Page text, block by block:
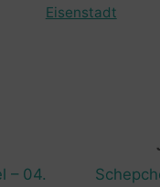
Eisenstadt
– 04.